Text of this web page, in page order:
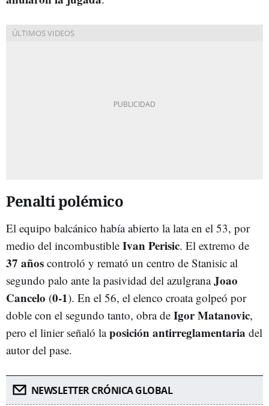
Penalti polémico
El equipo balcánico había abierto la lata en el 53, por
medio del incombustible Ivan Perisic. El extremo de
37 años controló y remató un centro de Stanisic al
segundo palo ante la pasividad del azulgranaJoao
Cancelo (0-1). En el 56, el elenco croata golpeó por
doble con el segundo tanto, obra de Igor Matanovic,
pero el linier señaló laposición antirreglamentaria del
autor del pase.
NEWSLETTER CRÓNICA GLOBAL